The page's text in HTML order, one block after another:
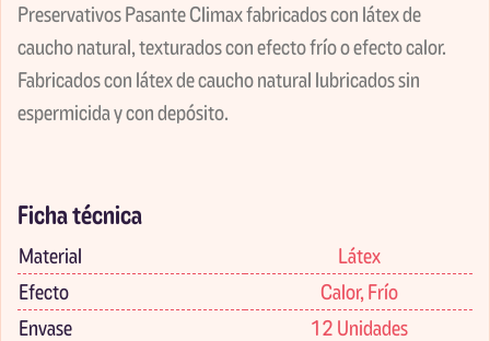
Preservativos Pasante Climax fabricados con látex de
caucho natural, texturados con efecto frío o efecto calor.
Fabricados con látex de caucho natural lubricados sin
espermicida y con depósito.
Ficha técnica
Material
Látex
Efecto
Calor, Frío
Envase
12 Unidades